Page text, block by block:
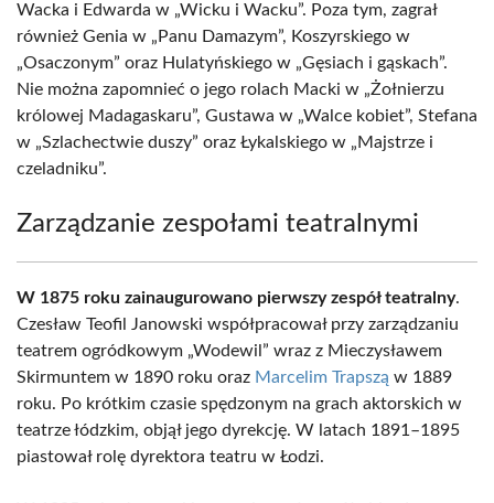
Wacka i Edwarda w „Wicku i Wacku”. Poza tym, zagrał
również Genia w „Panu Damazym”, Koszyrskiego w
„Osaczonym” oraz Hulatyńskiego w „Gęsiach i gąskach”.
Nie można zapomnieć o jego rolach Macki w „Żołnierzu
królowej Madagaskaru”, Gustawa w „Walce kobiet”, Stefana
w „Szlachectwie duszy” oraz Łykalskiego w „Majstrze i
czeladniku”.
Zarządzanie zespołami teatralnymi
W 1875 roku zainaugurowano pierwszy zespół teatralny.
Czesław Teofil Janowski współpracował przy zarządzaniu
teatrem ogródkowym „Wodewil” wraz z Mieczysławem
Skirmuntem w 1890 roku oraz Marcelim Trapszą w 1889
roku. Po krótkim czasie spędzonym na grach aktorskich w
teatrze łódzkim, objął jego dyrekcję. W latach 1891–1895
piastował rolę dyrektora teatru w Łodzi.